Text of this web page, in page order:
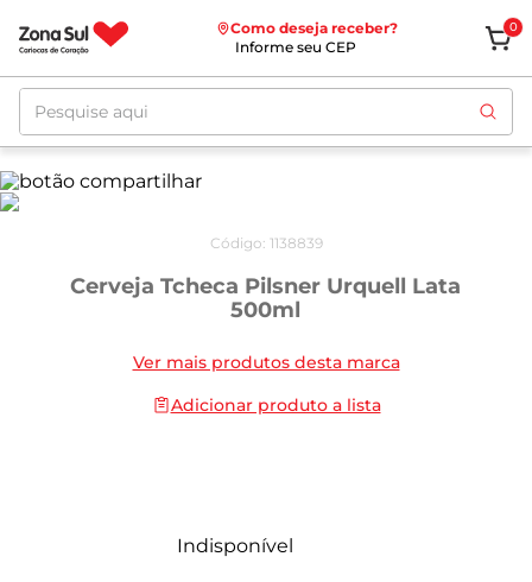
Como deseja receber?
Informe seu CEP
0
Pesquise aqui
Código: 1138839
Cerveja Tcheca Pilsner Urquell Lata
500ml
Ver mais produtos desta marca
Adicionar produto a lista
Indisponível